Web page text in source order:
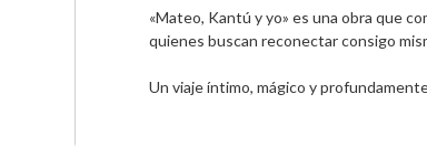
«Mateo, Kantú y yo» es una obra que
quienes buscan reconectar consigo
Un viaje íntimo, mágico y